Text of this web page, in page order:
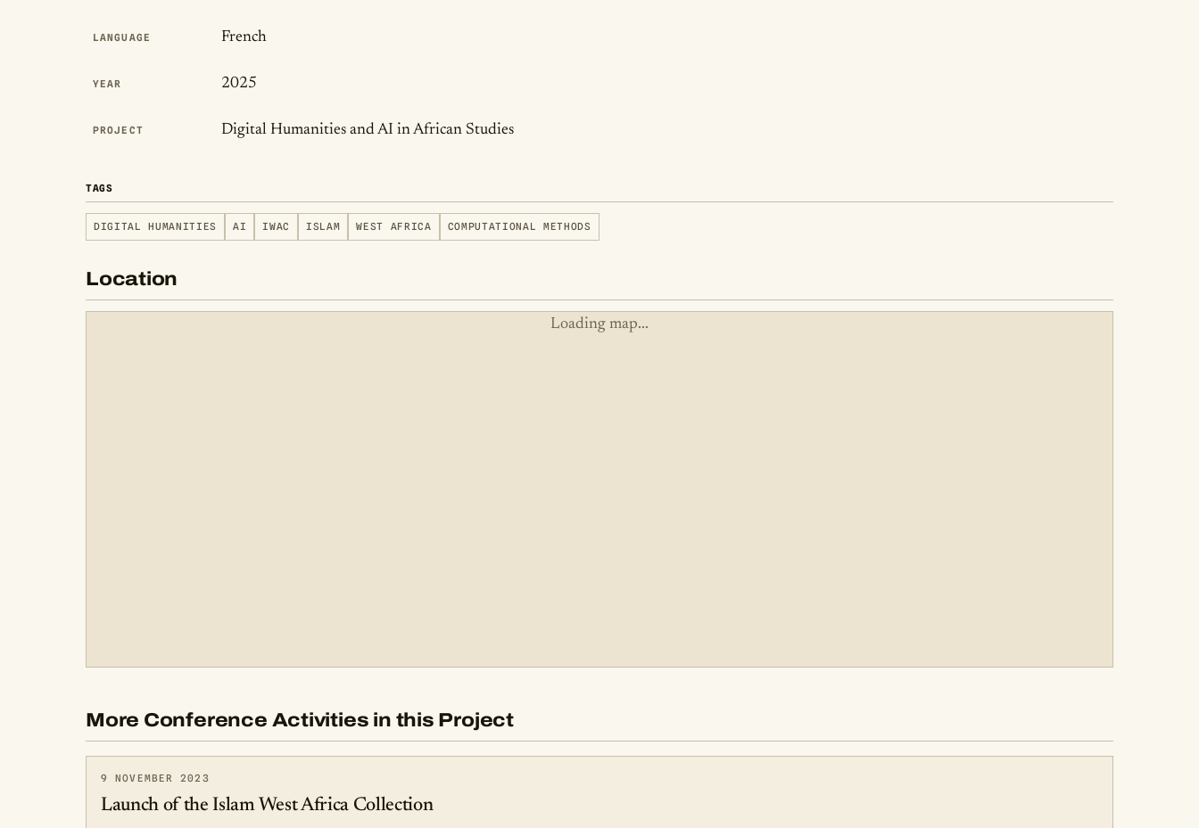
LANGUAGE French
YEAR 2025
PROJECT Digital Humanities and AI in African Studies
TAGS
DIGITAL HUMANITIES AI IWAC ISLAM WEST AFRICA COMPUTATIONAL METHODS
Location
Loading map...
More Conference Activities in this Project
9 NOVEMBER 2023
Launch of the Islam West Africa Collection